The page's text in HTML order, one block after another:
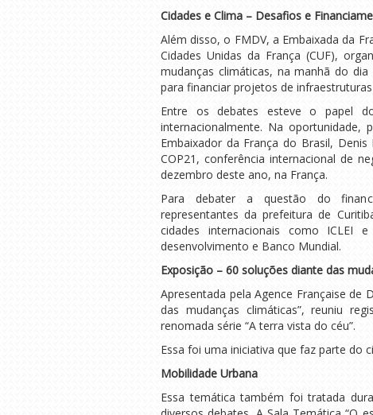
Cidades e Clima – Desafios e
Além disso, o FMDV, a Embaixada da
Cidades Unidas da França (CUF),
mudanças climáticas, na manhã do
para financiar projetos de
Entre os debates esteve o papel
internacionalmente. Na
Embaixador da França do Brasil,
COP21, conferência internacional de
dezembro deste ano, na França.
Para debater a questão do
representantes da prefeitura de
cidades internacionais como ICLEI
desenvolvimento e Banco Mundial.
Exposição – 60 soluções diante das
Apresentada pela Agence Française de
das mudanças climáticas”, reuniu
renomada série “A terra vista do céu”.
Essa foi uma iniciativa que faz parte do
Mobilidade Urbana
Essa temática também foi tratada